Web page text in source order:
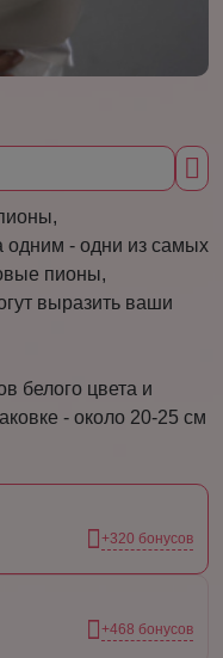
одним - одни из самых
пионы,
выразить ваши
белого цвета и
- около 20-25 см
+320 бонусов
+468 бонусов